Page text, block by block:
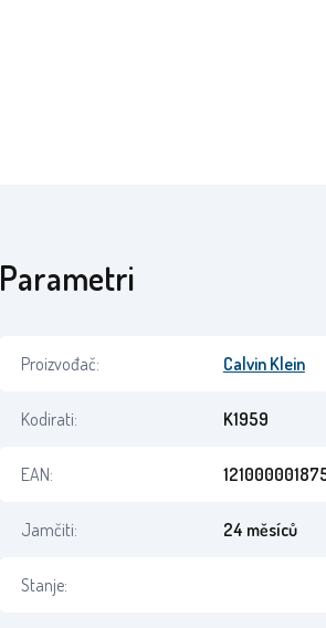
Parametri
Proizvođač: Calvin Klein
Kodirati: K1959
EAN:
Jamčiti: 24 měsíců
Stanje: